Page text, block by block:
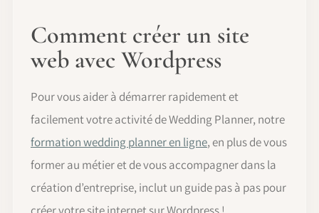
Comment créer un site
web avec Wordpress
Pour vous aider à démarrer rapidement et
facilement votre activité de Wedding Planner, notre
formation wedding planner en ligne, en plus de vous
former au métier et de vous accompagner dans la
création d’entreprise, inclut un guide pas à pas pour